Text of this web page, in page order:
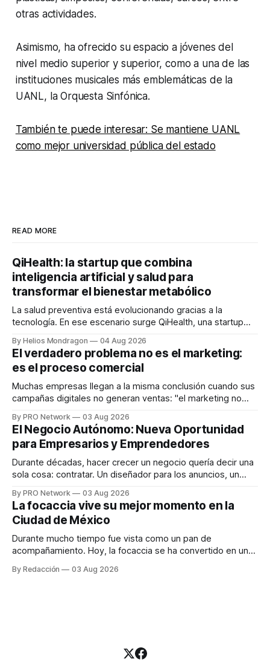
otras actividades.
Asimismo, ha ofrecido su espacio a jóvenes del
nivel medio superior y superior, como a una de las
instituciones musicales más emblemáticas de la
UANL, la Orquesta Sinfónica.
También te puede interesar: Se mantiene UANL
como mejor universidad pública del estado
READ MORE
QiHealth: la startup que combina
inteligencia artificial y salud para
transformar el bienestar metabólico
La salud preventiva está evolucionando gracias a la
tecnología. En ese escenario surge QiHealth, una startup
dispositivos inteligentes, inteligencia artificial y monitoreo
en tiempo real para ayudar a las personas a tomar mejores
decisiones sobre su salud metabólica. Su propuesta busca
responder
By Helios Mondragon 04 Aug 2026
El verdadero problema no es el marketing:
es el proceso comercial
Muchas empresas llegan a la misma conclusión cuando sus
campañas digitales no generan ventas: "el marketing no
INTERIUS, el problema suele estar en otro lugar. Durante
una entrevista para el podcast SER PRO, el especialista en
marketing digital explicó que
By PRO Network 03 Aug 2026
El Negocio Autónomo: Nueva Oportunidad
para Empresarios y Emprendedores
Durante décadas, hacer crecer un negocio quería decir una
sola cosa: contratar. Un diseñador para los anuncios, un
para los textos, alguien que supiera de publicidad digital
para encontrar prospectos, un vendedor para atender
llamadas y mensajes, y —con suerte— una persona
By PRO Network 03 Aug 2026
La focaccia vive su mejor momento en la
Ciudad de México
Durante mucho tiempo fue vista como un pan de
acompañamiento. Hoy, la focaccia se ha convertido en uno
artesanal, ingredientes de calidad y experiencias que
By Redacción 03 Aug 2026